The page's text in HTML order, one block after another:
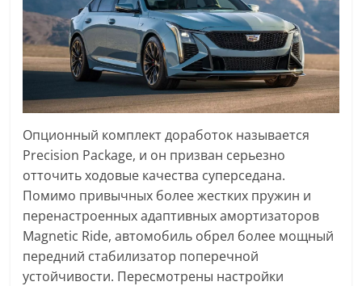
Опционный комплект доработок называется
Precision Package, и он призван серьезно
отточить ходовые качества суперседана.
Помимо привычных более жестких пружин и
перенастроенных адаптивных амортизаторов
Magnetic Ride, автомобиль обрел более мощный
передний стабилизатор поперечной
устойчивости. Пересмотрены настройки